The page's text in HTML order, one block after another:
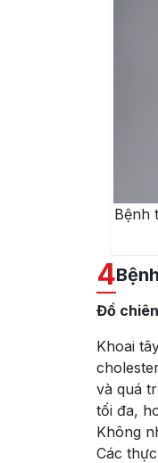
Bệnh
4
Đồ
Khoai
và quá
tối đa,
Không
Các